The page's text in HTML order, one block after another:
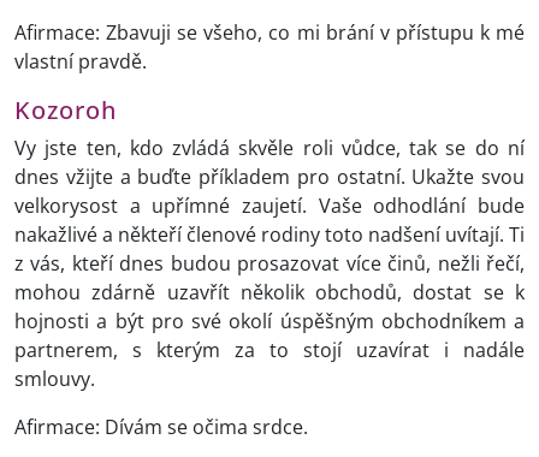
Afirmace: Zbavuji se všeho, co mi brání v přístupu k mé
vlastní pravdě.
Kozoroh
Vy jste ten, kdo zvládá skvěle roli vůdce, tak se do ní
dnes vžijte a buďte příkladem pro ostatní. Ukažte svou
velkorysost a upřímné zaujetí. Vaše odhodlání bude
nakažlivé a někteří členové rodiny toto nadšení uvítají. Ti
z vás, kteří dnes budou prosazovat více činů, nežli řečí,
mohou zdárně uzavřít několik obchodů, dostat se k
hojnosti a být pro své okolí úspěšným obchodníkem a
partnerem, s kterým za to stojí uzavírat i nadále
smlouvy.
Afirmace: Dívám se očima srdce.